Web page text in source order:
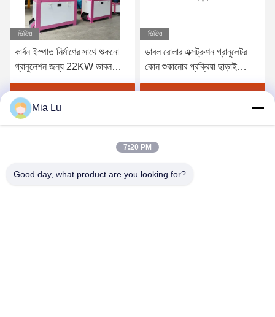
ভিডিও
কার্বন ইস্পাত নির্মাণের সাথে শুকনো
গ্রানুলেশন জন্য 22KW ডাবল
রোলার সার গ্রানুলেটর মেশিন
ভিডিও
ডাবল রোলার এক্সট্রুশন গ্রানুলেটর
কোন শুকানোর প্রক্রিয়া ছাড়াই
যৌগিক সার জন্য উচ্চ পরিধান
Mia Lu
7:20 PM
Good day, what product are you looking for?